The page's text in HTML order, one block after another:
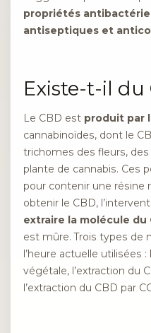
propriétés
antiseptiques et
Existe-t-il du
Le CBD est produit par
cannabinoïdes, dont le
trichomes des fleurs,
plante de cannabis. Ces
pour contenir une résine
obtenir le CBD,
extraire la molécule du
est mûre. Trois types de
l’heure actuelle utilisées
végétale, l’extraction du
l’extraction du CBD par